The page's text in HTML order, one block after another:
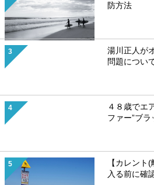
防方法
湯川正人が
問題につい
４８歳でエ
ファー”ブ
【カレント
入る前に確